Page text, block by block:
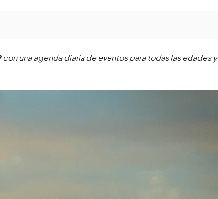
con una agenda diaria de eventos para todas las edades y